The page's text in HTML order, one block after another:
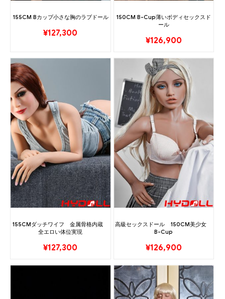
155CM Bカップ小さな胸のラブドール
¥127,300
150CM B-Cup薄いボディセックスド
ール
¥126,900
155CMダッチワイフ 金属骨格内蔵
全エロい体位実現
¥127,300
高級セックスドール 150CM美少女
B-Cup
¥126,900